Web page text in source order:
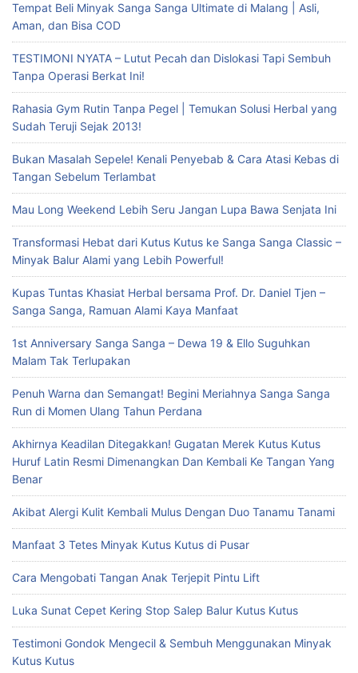
Tempat Beli Minyak Sanga Sanga Ultimate di Malang | Asli,
Aman, dan Bisa COD
TESTIMONI NYATA – Lutut Pecah dan Dislokasi Tapi Sembuh
Tanpa Operasi Berkat Ini!
Rahasia Gym Rutin Tanpa Pegel | Temukan Solusi Herbal yang
Sudah Teruji Sejak 2013!
Bukan Masalah Sepele! Kenali Penyebab & Cara Atasi Kebas di
Tangan Sebelum Terlambat
Mau Long Weekend Lebih Seru Jangan Lupa Bawa Senjata Ini
Transformasi Hebat dari Kutus Kutus ke Sanga Sanga Classic –
Minyak Balur Alami yang Lebih Powerful!
Kupas Tuntas Khasiat Herbal bersama Prof. Dr. Daniel Tjen –
Sanga Sanga, Ramuan Alami Kaya Manfaat
1st Anniversary Sanga Sanga – Dewa 19 & Ello Suguhkan
Malam Tak Terlupakan
Penuh Warna dan Semangat! Begini Meriahnya Sanga Sanga
Run di Momen Ulang Tahun Perdana
Akhirnya Keadilan Ditegakkan! Gugatan Merek Kutus Kutus
Huruf Latin Resmi Dimenangkan Dan Kembali Ke Tangan Yang
Benar
Akibat Alergi Kulit Kembali Mulus Dengan Duo Tanamu Tanami
Manfaat 3 Tetes Minyak Kutus Kutus di Pusar
Cara Mengobati Tangan Anak Terjepit Pintu Lift
Luka Sunat Cepet Kering Stop Salep Balur Kutus Kutus
Testimoni Gondok Mengecil & Sembuh Menggunakan Minyak
Kutus Kutus